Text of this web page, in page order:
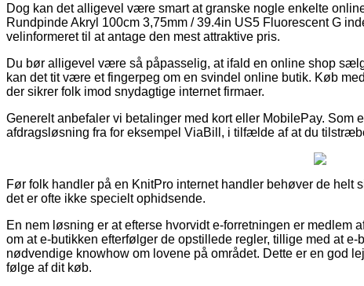
Dog kan det alligevel være smart at granske nogle enkelte
Rundpinde Akryl 100cm 3,75mm / 39.4in US5 Fluorescent G
velinformeret til at antage den mest attraktive pris.
Du bør alligevel være så påpasselig, at ifald en online shop
kan det tit være et fingerpeg om en svindel online butik. Køb
der sikrer folk imod snydagtige internet firmaer.
Generelt anbefaler vi betalinger med kort eller MobilePay. Som
afdragsløsning fra for eksempel ViaBill, i tilfælde af at du
Før folk handler på en KnitPro internet handler behøver de helt
det er ofte ikke specielt ophidsende.
En nem løsning er at efterse hvorvidt e-forretningen er medlem
om at e-butikken efterfølger de opstillede regler, tillige med at
nødvendige knowhow om lovene på området. Dette er en god
følge af dit køb.